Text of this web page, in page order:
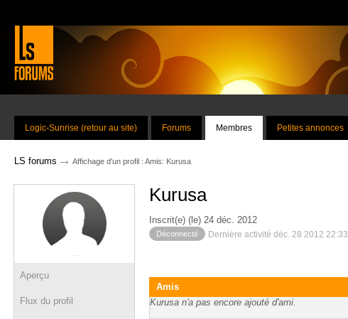
Logic-Sunrise (retour au site) Forums Membres Petites annonces
LS forums → Affichage d'un profil : Amis: Kurusa
Aperçu
Flux du profil
Kurusa
Inscrit(e) (le) 24 déc. 2012
Déconnecté Dernière activité déc. 28 2012 22:33
Amis
Kurusa n'a pas encore ajouté d'ami.